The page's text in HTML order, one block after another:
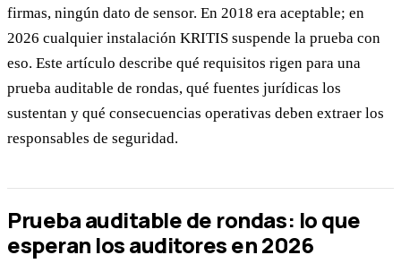
firmas, ningún dato de sensor. En 2018 era aceptable; en
2026 cualquier instalación KRITIS suspende la prueba con
eso. Este artículo describe qué requisitos rigen para una
prueba auditable de rondas, qué fuentes jurídicas los
sustentan y qué consecuencias operativas deben extraer los
responsables de seguridad.
Prueba auditable de rondas: lo que
esperan los auditores en 2026